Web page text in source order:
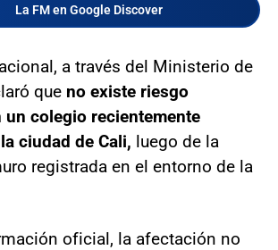
La FM en Google Discover
a través del Ministerio de
que no existe riesgo
colegio recientemente
ciudad de Cali, luego de la
registrada en el entorno de la
oficial, la afectación no